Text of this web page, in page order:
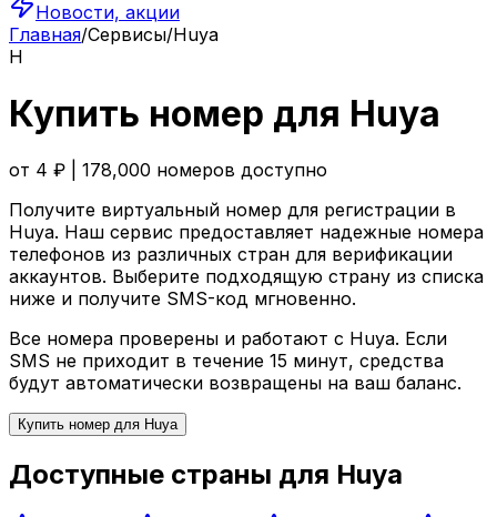
Новости, акции
Главная/Сервисы/Huya
H
Купить номер для Huya
от 4 ₽ | 178,000 номеров доступно
Получите виртуальный номер для регистрации в
Huya. Наш сервис предоставляет надежные номера
телефонов из различных стран для верификации
аккаунтов. Выберите подходящую страну из списка
ниже и получите SMS-код мгновенно.
Все номера проверены и работают с Huya. Если
SMS не приходит в течение 15 минут, средства
будут автоматически возвращены на ваш баланс.
Купить номер для Huya
Доступные страны для Huya